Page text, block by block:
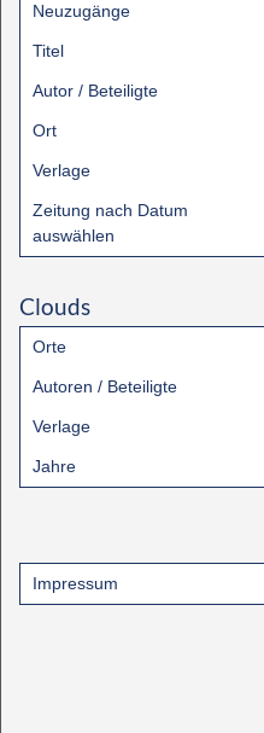
Neuzugänge
Titel
Autor / Beteiligte
Ort
Verlage
Zeitung nach Datum
auswählen
Clouds
Orte
Autoren / Beteiligte
Verlage
Jahre
Impressum